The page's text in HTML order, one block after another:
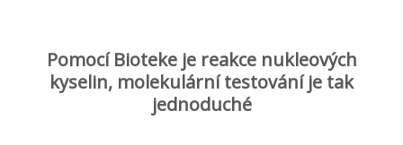
Pomocí Bioteke je reakce nukleových
kyselin, molekulární testování je tak
jednoduché